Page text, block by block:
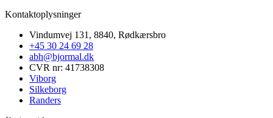
Kontaktoplysninger​
Vindumvej 131, 8840, Rødkærsbro
+45 30 24 69 28
abh@bjormal.dk
CVR nr: 41738308
Viborg
Silkeborg
Randers